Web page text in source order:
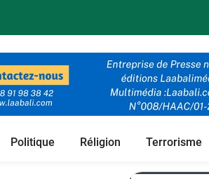
Politique Réligion Terrorisme